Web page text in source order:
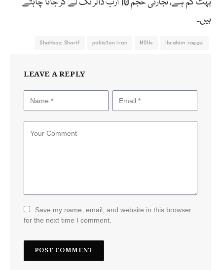
ہیں۔
ibrahim raeesi
MOUs
pakistan iran
Shahbaz Sharif
LEAVE A REPLY
Save my name, email, and website in this browser
for the next time I comment.